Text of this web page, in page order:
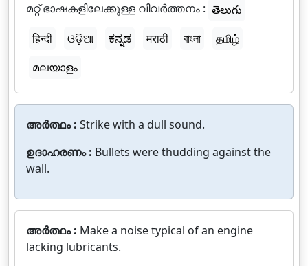
മറ്റ് ഭാഷകളിലേക്കുള്ള വിവർത്തനം : తెలుగు
हिन्दी
ଓଡ଼ିଆ ಕನ್ನಡ मराठी বাংলা
தமிழ்
മലയാളം
അർത്ഥം : Strike with a dull sound.
ഉദാഹരണം : Bullets were thudding against the
wall.
അർത്ഥം : Make a noise typical of an engine
lacking lubricants.